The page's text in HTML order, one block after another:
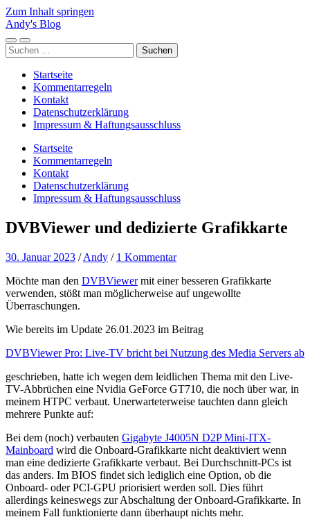
Zum Inhalt springen
Andy's Blog
Mobile-
Menü
Suchfeld
ein-/ausblenden
Suchen
nach:
Startseite
Kommentarregeln
Kontakt
Datenschutzerklärung
Impressum & Haftungsausschluss
Startseite
Kommentarregeln
Kontakt
Datenschutzerklärung
Impressum & Haftungsausschluss
DVBViewer und dedizierte Grafikkarte
30. Januar 2023 /Andy / 1 Kommentar
Möchte man den DVBViewermit einer besseren Grafikkarte
verwenden, stößt man möglicherweise auf ungewollte
Überraschungen.
Wie bereits im Update 26.01.2023 im Beitrag
DVBViewer Pro: Live-TV bricht bei Nutzung des Media Servers ab
geschrieben, hatte ich wegen dem leidlichen Thema mit den Live-
TV-Abbrüchen eine Nvidia GeForce GT710, die noch über war, in
meinem HTPC verbaut. Unerwarteterweise tauchten dann gleich
mehrere Punkte auf:
Bei dem (noch) verbauten Gigabyte J4005N D2P Mini-ITX-
Mainboard wird die Onboard-Grafikkarte nicht deaktiviert wenn
man eine dedizierte Grafikkarte verbaut. Bei Durchschnitt-PCs ist
das anders. Im BIOS findet sich lediglich eine Option, ob die
Onboard- oder PCI-GPU priorisiert werden soll. Dies führt
allerdings keineswegs zur Abschaltung der Onboard-Grafikkarte. In
meinem Fall funktionierte dann überhaupt nichts mehr.